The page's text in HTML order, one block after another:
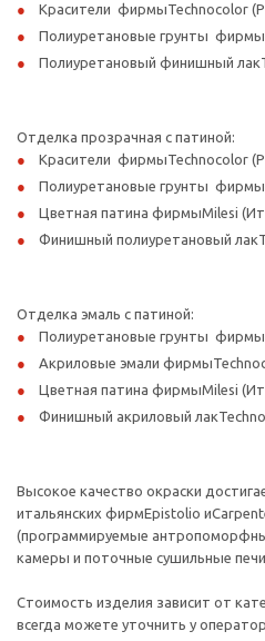
Красители фирмыTechnocolor
Полиуретановые грунты
Полиуретановый финишный
Отделка прозрачная с патиной:
Красители фирмыTechnocolor
Полиуретановые грунты
Цветная патина фирмыMilesi
Финишный полиуретановый
Отделка эмаль с патиной:
Полиуретановые грунты
Акриловые эмали
Цветная патина фирмыMilesi
Финишный акриловый
Высокое качество окраски
итальянских фирмEpistolio
(программируемые
камеры и поточные сушильные
Стоимость изделия зависит от
всегда можете уточнить у